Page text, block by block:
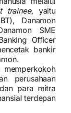
trainee, yaitu
Danamon
SME
Officer
bankir
perusahaan
para mitra
terdepan